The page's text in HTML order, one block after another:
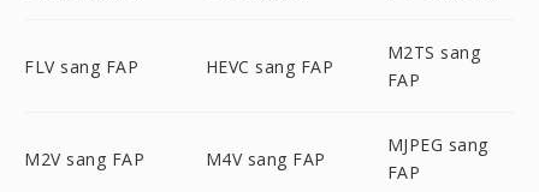
FLV sang FAP HEVC sang FAP
M2TS sang
FAP
M2V sang FAP M4V sang FAP
MJPEG sang
FAP